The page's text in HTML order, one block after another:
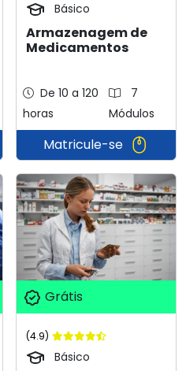
Básico
Armazenagem de
Medicamentos
De 10 a 120
horas
7
Módulos
Matricule-se
Grátis
(4.9)
Básico